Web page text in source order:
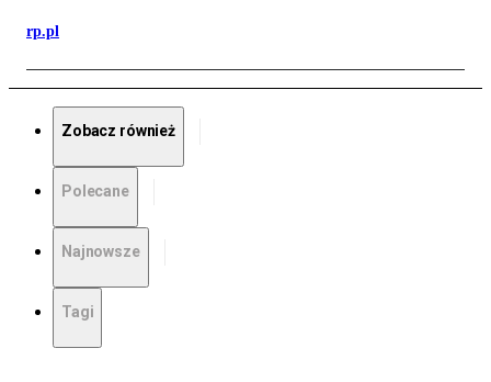
rp.pl
Zobacz również
Polecane
Najnowsze
Tagi